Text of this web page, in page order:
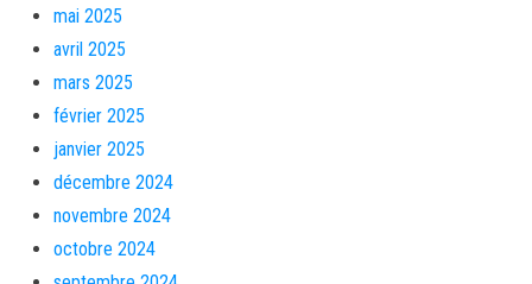
mai 2025
avril 2025
mars 2025
février 2025
janvier 2025
décembre 2024
novembre 2024
octobre 2024